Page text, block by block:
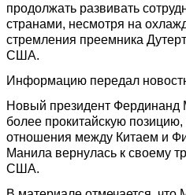
продолжать развивать
странами, несмотря на
стремления преемника
США.
Информацию передал
Новый президент Фердинанд
более прокитайскую
отношения между Китаем и
Манила вернулась к своему
США.